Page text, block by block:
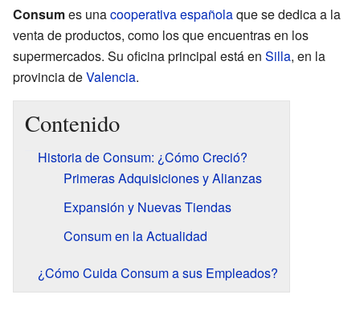
Consumes unacooperativaespañolaque se dedica a la
venta de productos, como los que encuentras en los
supermercados. Su oficina principal está en Silla, en la
provincia deValencia.
Contenido
Historia de Consum: ¿Cómo Creció?
Primeras Adquisiciones y Alianzas
Expansión y Nuevas Tiendas
Consum en la Actualidad
¿Cómo Cuida Consum a sus Empleados?